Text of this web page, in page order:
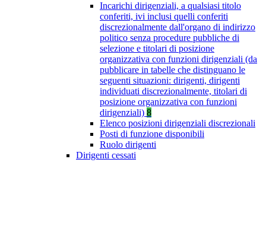
Incarichi dirigenziali, a qualsiasi titolo
conferiti, ivi inclusi quelli conferiti
discrezionalmente dall'organo di indirizzo
politico senza procedure pubbliche di
selezione e titolari di posizione
organizzativa con funzioni dirigenziali (da
pubblicare in tabelle che distinguano le
seguenti situazioni: dirigenti, dirigenti
individuati discrezionalmente, titolari di
posizione organizzativa con funzioni
dirigenziali) 8
Elenco posizioni dirigenziali discrezionali
Posti di funzione disponibili
Ruolo dirigenti
Dirigenti cessati